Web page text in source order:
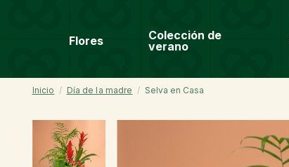
Flores
Colección de
verano
Inicio Día de la madre Selva en Casa